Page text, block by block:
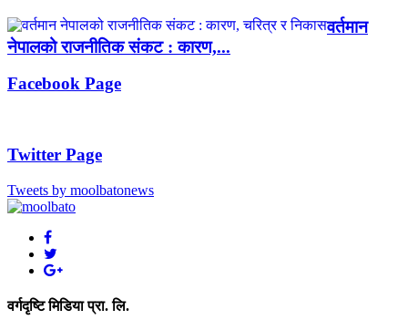
वर्तमान
नेपालको राजनीतिक संकट : कारण,...
Facebook Page
Twitter Page
Tweets by moolbatonews
वर्गदृष्टि मिडिया प्रा. लि.